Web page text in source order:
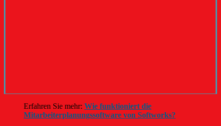
Erfahren Sie mehr: Wie funktioniert die
Mitarbeiterplanungssoftware von Softworks?